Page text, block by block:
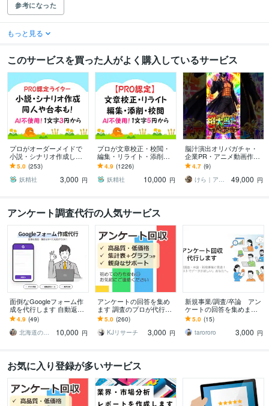
参考になった
もっと見る
このサービスを買った人がよく購入しているサービス
プロがオーダーメイドで
小説・シナリオ作成しま
す 夢小説、短編小説、プ
ロット、シナリオ、同
人、台本作成も！
5.0 (253)
妖精社
3,000 円
プロが文章校正・校閲・
編集・リライト・添削を
します 小説や原稿、同人
誌、プロフィールなどもO
K！魅力的な文章を♪
4.9 (1226)
妖精社
10,000 円
脳汁演出オリパガチャ・
企業PR・アニメ動画作り
ます 【納品実績多数】企
業・店舗PRからオリパガ
チャ演出まで制作
4.7 (9)
けら｜アニメ・MV・IT・経営一撃解決
49,000 円
アンケート調査代行の人気サービス
面倒なGoogleフォーム作
成を代行します 自動返信
メールもお任せ！アンケ
ート・申し込み・出欠確
認に
4.9 (49)
北海道のWEB屋さん
10,000 円
アンケートの回答を集め
ます 調査のプロが代行し
ます アンケート/ブログ記
事/商品・事業開発/卒論/プ
レスリリース
5.0 (260)
KJリサーチ
3,000 円
新規事業/調査/卒論 アン
ケートの回答を集めます
アンケート/新規事業/市場
調査/卒業論文/ブログ
5.0 (15)
tarororo
3,000 円
お気に入り登録が多いサービス